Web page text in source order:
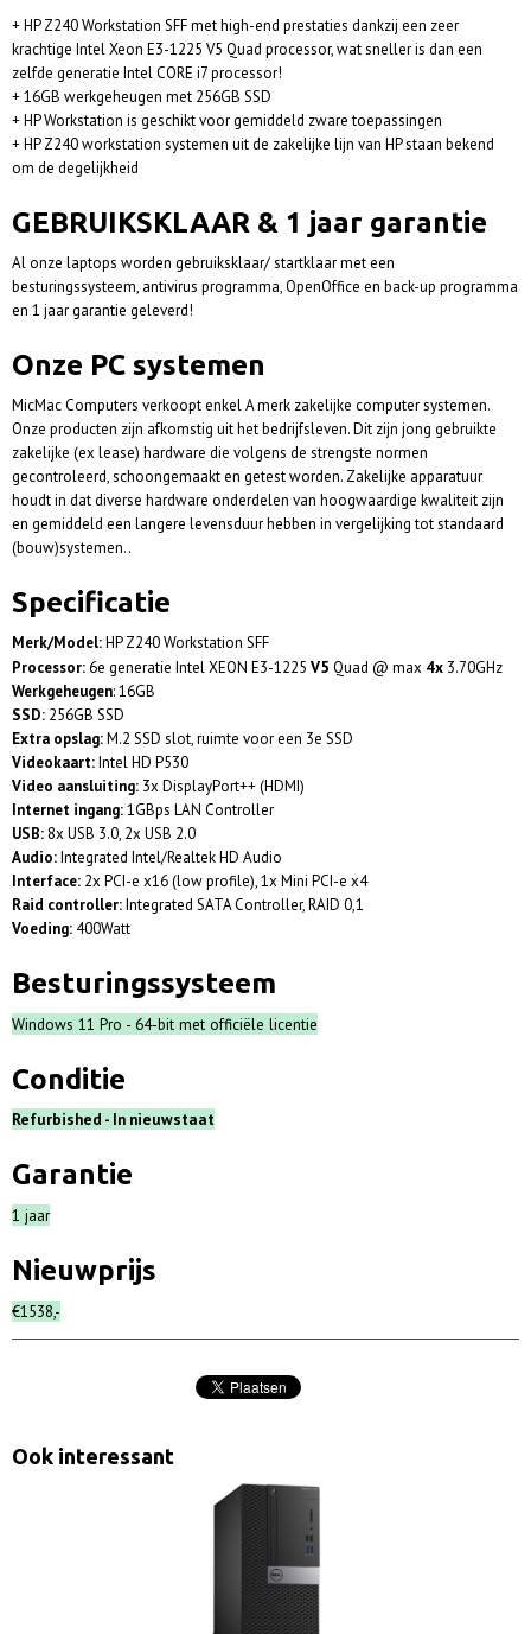
+ HP Z240 Workstation SFF met high-end prestaties dankzij een zeer
krachtige Intel Xeon E3-1225 V5 Quad processor, wat sneller is dan een
zelfde generatie Intel CORE i7 processor!
+ 16GB werkgeheugen met 256GB SSD
+ HP Workstation is geschikt voor gemiddeld zware toepassingen
+ HP Z240 workstation systemen uit de zakelijke lijn van HP staan bekend
om de degelijkheid
GEBRUIKSKLAAR & 1 jaar garantie
Al onze laptops worden gebruiksklaar/ startklaar met een
besturingssysteem, antivirus programma, OpenOffice en back-up programma
en 1 jaar garantie geleverd!
Onze PC systemen
MicMac Computers verkoopt enkel A merk zakelijke computer systemen.
Onze producten zijn afkomstig uit het bedrijfsleven. Dit zijn jong gebruikte
zakelijke (ex lease) hardware die volgens de strengste normen
gecontroleerd, schoongemaakt en getest worden. Zakelijke apparatuur
houdt in dat diverse hardware onderdelen van hoogwaardige kwaliteit zijn
en gemiddeld een langere levensduur hebben in vergelijking tot standaard
(bouw)systemen..
Specificatie
Merk/Model:HP Z240 Workstation SFF
Processor:6e generatie Intel XEON E3-1225 V5 Quad @ max 4x 3.70GHz
Werkgeheugen: 16GB
SSD: 256GB SSD
Extra opslag:M.2 SSD slot, ruimte voor een 3e SSD
Videokaart:Intel HD P530
Video aansluiting: 3x DisplayPort++ (HDMI)
Internet ingang:1GBps LAN Controller
USB: 8x USB 3.0, 2x USB 2.0
Audio:Integrated Intel/Realtek HD Audio
Interface: 2x PCI-e x16 (low profile), 1x Mini PCI-e x4
Raid controller:Integrated SATA Controller, RAID 0,1
Voeding: 400Watt
Besturingssysteem
Windows 11 Pro - 64-bit met officiële licentie
Conditie
Refurbished - In nieuwstaat
Garantie
1 jaar
Nieuwprijs
€1538,-
Ook interessant